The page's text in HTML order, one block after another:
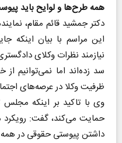
همه طرح‌ها و لوایح باید
دکتر جمشید قائم مقام،
این مراسم با بیان اینکه
سد زده‌اند اما نمی‌توانیم
ظرفیت وکلا در عرصه‌های
وی با تاکید بر اینکه مجلس
حمایت می‌کند، گفت: رویکرد
داشتن پیوستی حقوقی در